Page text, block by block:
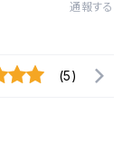
通報する
(5)